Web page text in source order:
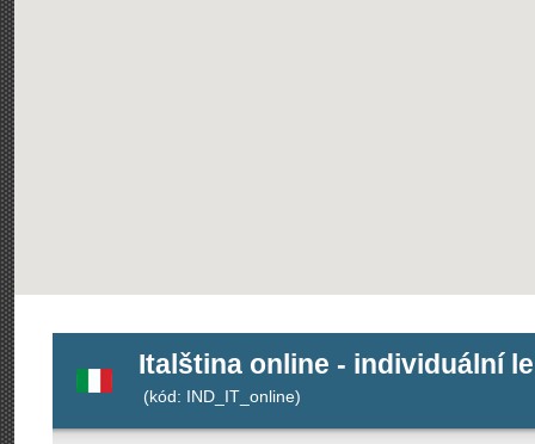
Italština online - individuální
(kód: IND_IT_online)